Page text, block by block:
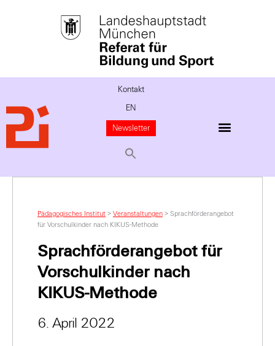
Kontakt
EN
Newsletter
Pädagogisches Institut > Veranstaltungen > Sprachförderangebot
für Vorschulkinder nach KIKUS-Methode
Sprachförderangebot für
Vorschulkinder nach
KIKUS-Methode
6. April 2022